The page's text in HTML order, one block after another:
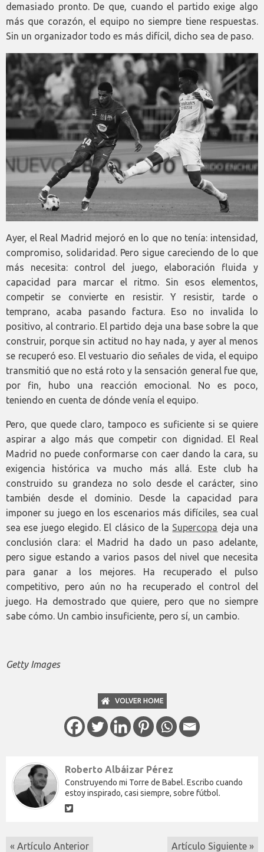
demasiado pronto. De que, cuando el partido exige algo
más que corazón, el equipo no siempre tiene respuestas.
Sin un organizador todo es más difícil, dicho sea de paso.
Ayer, el Real Madrid mejoró en lo que no tenía: intensidad,
compromiso, solidaridad. Pero sigue careciendo de lo que
más necesita: control del juego, elaboración fluida y
capacidad para marcar el ritmo. Sin esos elementos,
competir se convierte en resistir. Y resistir, tarde o
temprano, acaba pasando factura. Eso no invalida lo
positivo, al contrario. El partido deja una base sobre la que
construir, porque sin actitud no hay nada, y ayer al menos
se recuperó eso. El vestuario dio señales de vida, el equipo
transmitió que no está roto y la sensación general fue que,
por fin, hubo una reacción emocional. No es poco,
teniendo en cuenta de dónde venía el equipo.
Pero, que quede claro, tampoco es suficiente si se quiere
aspirar a algo más que competir con dignidad. El Real
Madrid no puede conformarse con caer dando la cara, su
exigencia histórica va mucho más allá. Este club ha
construido su grandeza no solo desde el carácter, sino
también desde el dominio. Desde la capacidad para
imponer su juego en los escenarios más difíciles, sea cual
sea ese juego elegido. El clásico de la Supercopa deja una
conclusión clara: el Madrid ha dado un paso adelante,
pero sigue estando a varios pasos del nivel que necesita
para ganar a los mejores. Ha recuperado el pulso
competitivo, pero aún no ha recuperado el control del
juego. Ha demostrado que quiere, pero que no siempre
sabe cómo. Un cambio insuficiente, pero sí, un cambio.
Getty Images
VOLVER HOME
Roberto Albáizar Pérez
Construyendo mi Torre de Babel. Escribo cuando
estoy inspirado, casi siempre, sobre fútbol.
« Artículo Anterior Artículo Siguiente »